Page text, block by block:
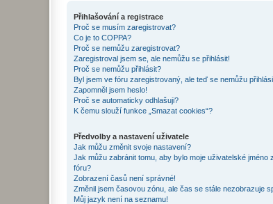
Přihlašování a registrace
Proč se musím zaregistrovat?
Co je to COPPA?
Proč se nemůžu zaregistrovat?
Zaregistroval jsem se, ale nemůžu se přihlásit!
Proč se nemůžu přihlásit?
Byl jsem ve fóru zaregistrovaný, ale teď se nemůžu
Zapomněl jsem heslo!
Proč se automaticky odhlašuji?
K čemu slouží funkce „Smazat cookies“?
Předvolby a nastavení uživatele
Jak můžu změnit svoje nastavení?
Jak můžu zabránit tomu, aby bylo moje uživatelské
fóru?
Zobrazení časů není správné!
Změnil jsem časovou zónu, ale čas se stále nezobrazuje
Můj jazyk není na seznamu!